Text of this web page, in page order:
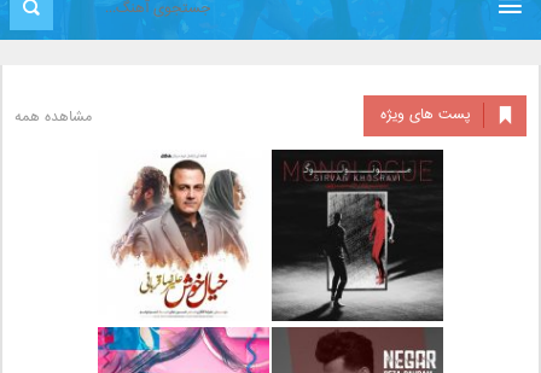
پست های ویژه مشاهده همه
دانلود آلبوم جدید سیروان
دانلود آهنگ جدید علیرضا